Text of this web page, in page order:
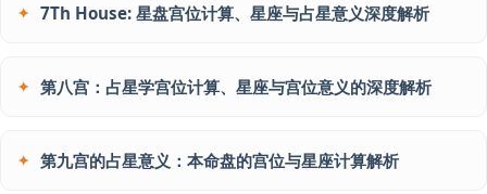
7Th House: 星盘宫位计算、星座与占星意义深度解析
第八宫：占星学宫位计算、星座与宫位意义的深度解析
第九宫的占星意义：本命盘的宫位与星座计算解析